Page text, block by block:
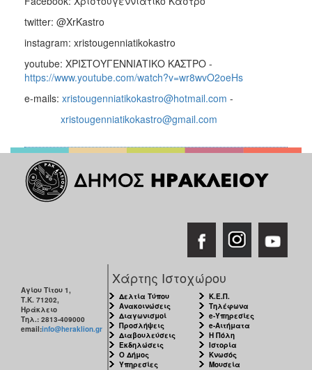
twitter: @XrKastro
instagram: xristougenniatikokastro
youtube: ΧΡΙΣΤΟΥΓΕΝΝΙΑΤΙΚΟ ΚΑΣΤΡΟ -
https://www.youtube.com/watch?v=wr8wvO2oeHs
e-mails: xristougenniatikokastro@hotmail.com -
xristougenniatikokastro@gmail.com
Αγίου Τίτου 1,
Τ.Κ. 71202,
Ηράκλειο
Τηλ.: 2813-409000
email:info@heraklion.gr
Χάρτης Ιστοχώρου
Δελτία Τύπου
Ανακοινώσεις
Διαγωνισμοί
Προσλήψεις
Διαβουλεύσεις
Εκδηλώσεις
Ο Δήμος
Υπηρεσίες
Κ.Ε.Π.
Τηλέφωνα
e-Υπηρεσίες
e-Αιτήματα
Η Πόλη
Ιστορία
Κνωσός
Μουσεία